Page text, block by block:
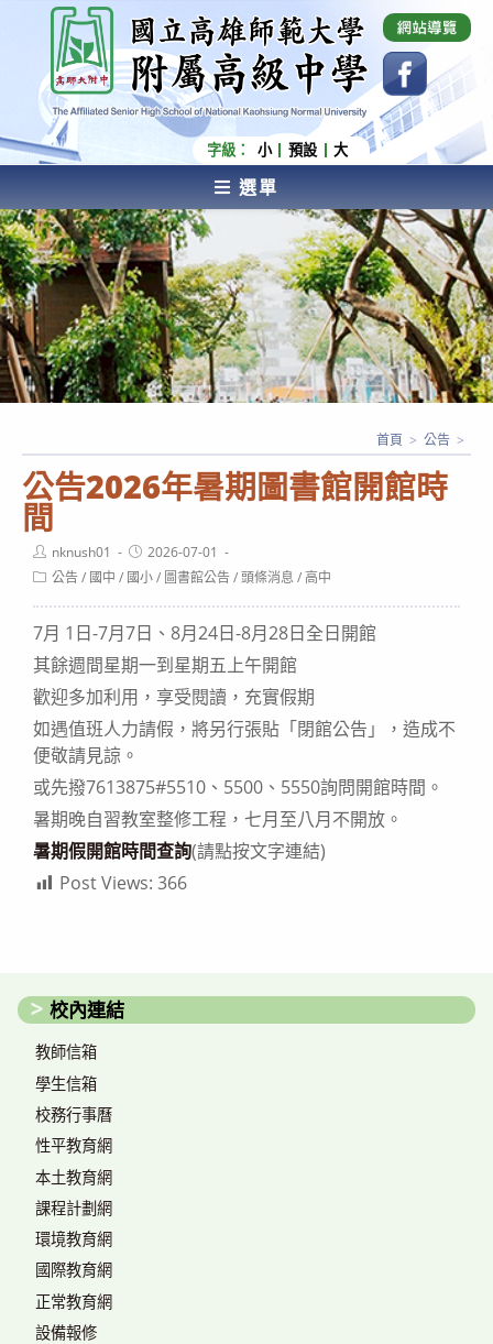
內
容
國立高雄師範大學附屬高級中學 Affiliated Senior
High School of National Kaohsiung Normal
University
字級： 小 預設 大
選單
AFFILIATED SENIOR HIGH SCHOOL OF NATIONAL
KAOHSIUNG NORMAL UNIVERSITY
公告2026年暑期圖書館開館時
間
首頁 > 公告 >
Post
author:
nknush01
Post
published:
2026-07-01
Post公告/ 國中 / 國小/ 圖書館公告/頭條消息 /高中
7月 1日-7月7日、8月24日-8月28日全日開館
其餘週間星期一到星期五上午開館
歡迎多加利用，享受閱讀，充實假期
如遇值班人力請假，將另行張貼「閉館公告」，造成不
便敬請見諒。
或先撥7613875#5510、5500、5550詢問開館時間。
暑期晚自習教室整修工程，七月至八月不開放。
暑期假開館時間查詢(請點按文字連結)
Post Views: 366
校內連結
教師信箱
學生信箱
校務行事曆
性平教育網
本土教育網
課程計劃網
環境教育網
國際教育網
正常教育網
設備報修